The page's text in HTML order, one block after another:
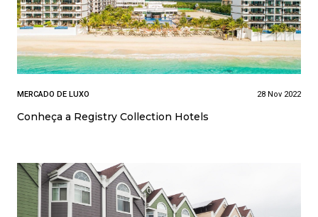
MERCADO DE LUXO 28 Nov 2022
Conheça a Registry Collection Hotels